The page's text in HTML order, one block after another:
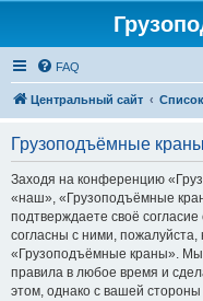
FAQ
Центральный сайт
Грузоподъёмные
Заходя на конференцию
«наш», «Грузоподъёмные
подтверждаете своё
согласны с ними,
«Грузоподъёмные краны». Мы
правила в любое время и
этом, однако с вашей